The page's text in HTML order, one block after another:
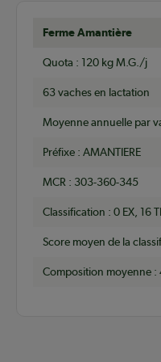
Ferme Amantière
Quota : 120 kg M.G./j
63 vaches en lactation
Moyenne annuelle par
Préfixe : AMANTIERE
MCR : 303-360-345
Classification : 0 EX, 16
Score moyen de la
Composition moyenne :